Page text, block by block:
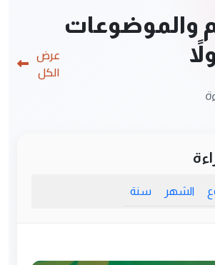
والموضوعات
عرض
الكل
الشهر سنة